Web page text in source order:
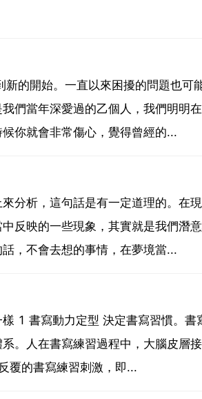
的開始。一直以來困擾的問題也可
們當年深愛過的乙個人，我們明明
你就會非常傷心，覺得曾經的...
分析，這句話是有一定道理的。在
反映的一些現象，其實就是我們潛
，不會去想的事情，在夢境當...
1 書寫動力定型 決定書寫習慣。書
。人在書寫練習過程中，大腦皮層
覆的書寫練習刺激，即...